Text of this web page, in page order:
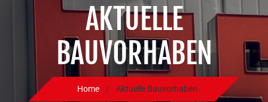
AKTUELLE
BAUVORHABEN
Home / Aktuelle Bauvorhaben